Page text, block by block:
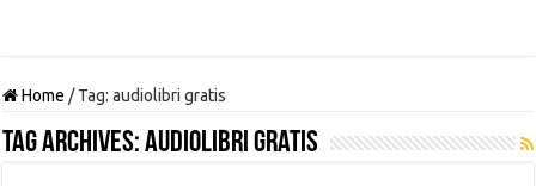
Home / Tag:audiolibri gratis
Tag Archives:audiolibri gratis